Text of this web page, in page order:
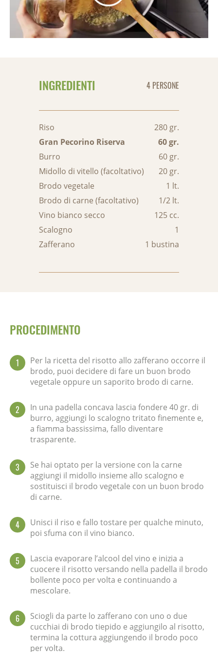
INGREDIENTI 4 PERSONE
Riso
280 gr.
Gran Pecorino Riserva
60 gr.
Burro
60 gr.
Midollo di vitello (facoltativo)
20 gr.
Brodo vegetale
1 lt.
Brodo di carne (facoltativo)
1/2 lt.
Vino bianco secco
125 cc.
Scalogno
1
Zafferano
1 bustina
PROCEDIMENTO
1
Per la ricetta del risotto allo zafferano occorre il
brodo, puoi decidere di fare un buon brodo
vegetale oppure un saporito brodo di carne.
2
In una padella concava lascia fondere 40 gr. di
burro, aggiungi lo scalogno tritato finemente e,
a fiamma bassissima, fallo diventare
trasparente.
3
Se hai optato per la versione con la carne
aggiungi il midollo insieme allo scalogno e
sostituisci il brodo vegetale con un buon brodo
di carne.
4
Unisci il riso e fallo tostare per qualche minuto,
poi sfuma con il vino bianco.
5
Lascia evaporare l’alcool del vino e inizia a
cuocere il risotto versando nella padella il brodo
bollente poco per volta e continuando a
mescolare.
6
Sciogli da parte lo zafferano con uno o due
cucchiai di brodo tiepido e aggiungilo al risotto,
termina la cottura aggiungendo il brodo poco
per volta.